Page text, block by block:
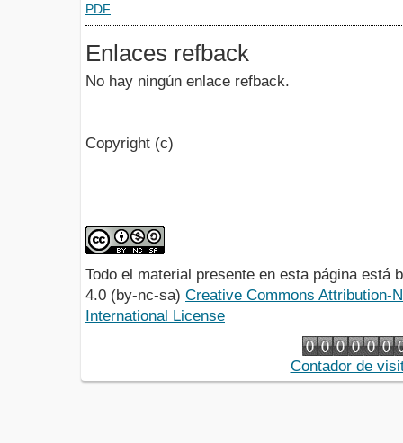
PDF
Enlaces refback
No hay ningún enlace refback.
Copyright (c)
Todo el material presente en esta página está
4.0 (by-nc-sa) Creative Commons Attribution-
International License
Contador de